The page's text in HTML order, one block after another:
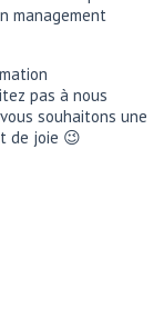
management
pas à nous
souhaitons une
de joie 😉